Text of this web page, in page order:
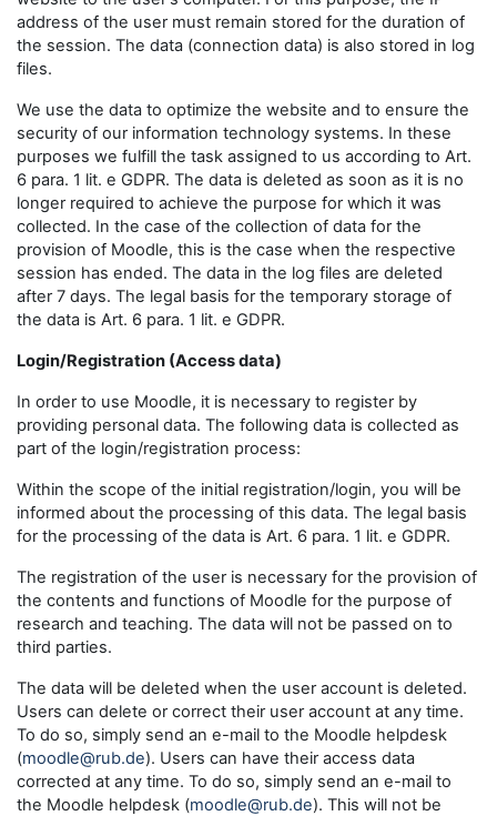
address of the user must remain stored for the duration of
the session. The data (connection data) is also stored in log
files.
We use the data to optimize the website and to ensure the
security of our information technology systems. In these
purposes we fulfill the task assigned to us according to Art.
6 para. 1 lit. e GDPR. The data is deleted as soon as it is no
longer required to achieve the purpose for which it was
collected. In the case of the collection of data for the
provision of Moodle, this is the case when the respective
session has ended. The data in the log files are deleted
after 7 days. The legal basis for the temporary storage of
the data is Art. 6 para. 1 lit. e GDPR.
Login/Registration (Access data)
In order to use Moodle, it is necessary to register by
providing personal data. The following data is collected as
part of the login/registration process:
Within the scope of the initial registration/login, you will be
informed about the processing of this data. The legal basis
for the processing of the data is Art. 6 para. 1 lit. e GDPR.
The registration of the user is necessary for the provision of
the contents and functions of Moodle for the purpose of
research and teaching. The data will not be passed on to
third parties.
The data will be deleted when the user account is deleted.
Users can delete or correct their user account at any time.
To do so, simply send an e-mail to the Moodle helpdesk
(moodle@rub.de). Users can have their access data
corrected at any time. To do so, simply send an e-mail to
the Moodle helpdesk (moodle@rub.de). This will not be